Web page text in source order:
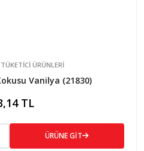
ÜRÜNLERİ
Vanilya (21830)
TL
ÜRÜNE GİT